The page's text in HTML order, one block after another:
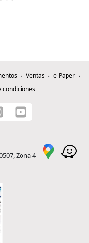
Ventas
e-Paper
condiciones
Zona 4